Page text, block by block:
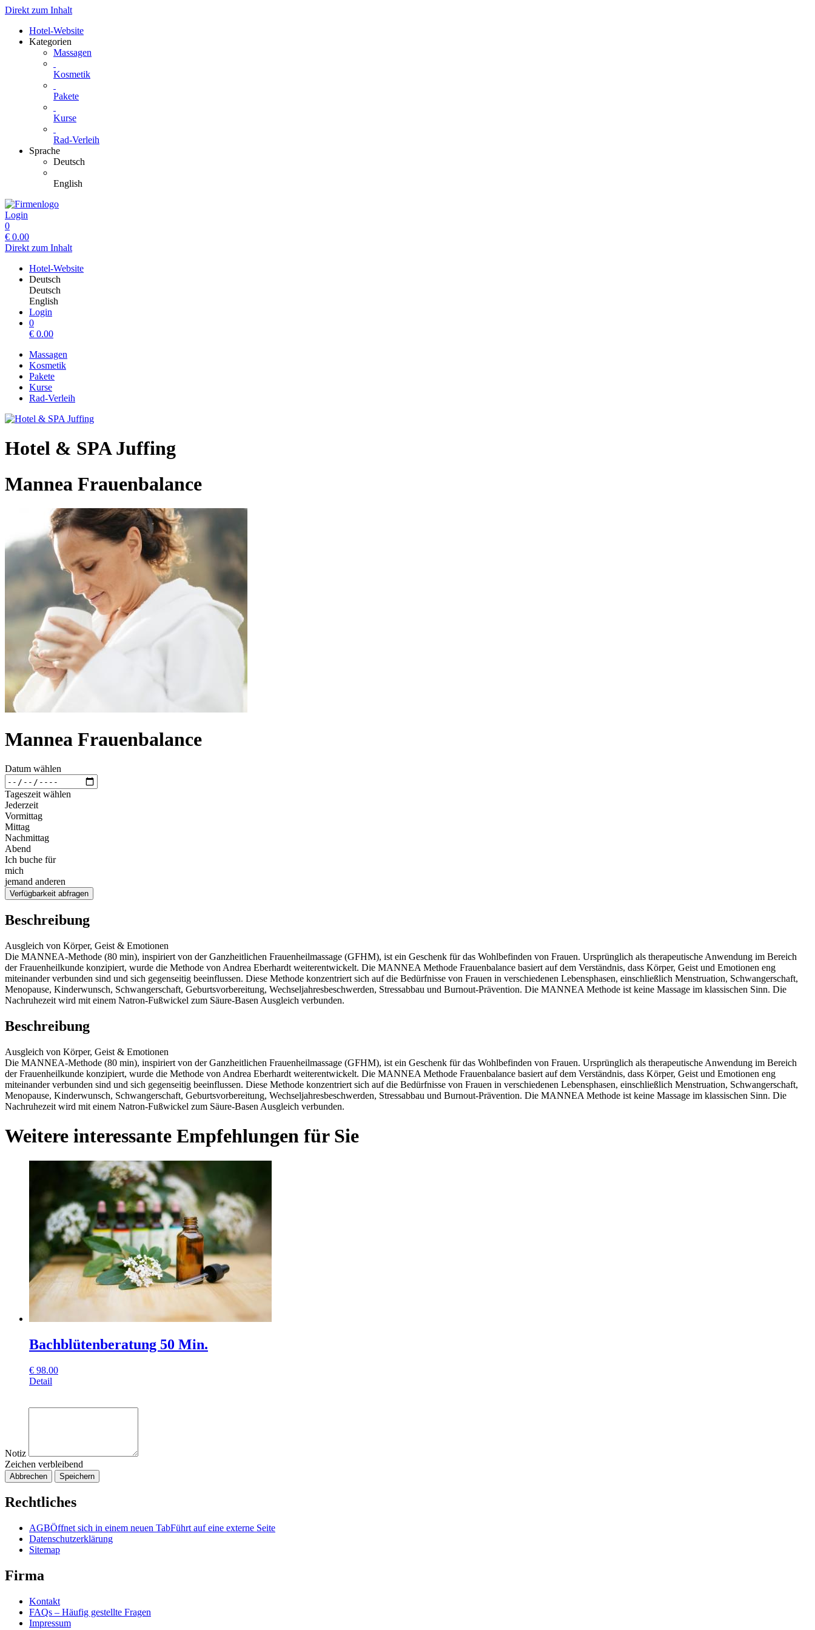
Direkt zum Inhalt
Hotel-Website
Kategorien
Massagen
Kosmetik
Pakete
Kurse
Rad-Verleih
Sprache
Deutsch
English
Login
0
€ 0.00
Direkt zum Inhalt
Hotel-Website
Deutsch
Deutsch
English
Login
0
€ 0.00
Massagen
Kosmetik
Pakete
Kurse
Rad-Verleih
Hotel & SPA Juffing
Mannea Frauenbalance
Mannea Frauenbalance
Datum wählen
Tageszeit wählen
Jederzeit
Vormittag
Mittag
Nachmittag
Abend
Ich buche für
mich
jemand anderen
Verfügbarkeit abfragen
Beschreibung
Ausgleich von Körper, Geist & Emotionen
Die MANNEA-Methode (80 min), inspiriert von der Ganzheitlichen Frauenheilmassage (GFHM), ist ein Geschenk für das Wohlbefinden von Frauen. Ursprünglich als therapeutische Anwendung im Bereich
der Frauenheilkunde konzipiert, wurde die Methode von Andrea Eberhardt weiterentwickelt. Die MANNEA Methode Frauenbalance basiert auf dem Verständnis, dass Körper, Geist und Emotionen eng
miteinander verbunden sind und sich gegenseitig beeinflussen. Diese Methode konzentriert sich auf die Bedürfnisse von Frauen in verschiedenen Lebensphasen, einschließlich Menstruation, Schwangerschaft,
Menopause, Kinderwunsch, Schwangerschaft, Geburtsvorbereitung, Wechseljahresbeschwerden, Stressabbau und Burnout-Prävention. Die MANNEA Methode ist keine Massage im klassischen Sinn. Die
Nachruhezeit wird mit einem Natron-Fußwickel zum Säure-Basen Ausgleich verbunden.
Beschreibung
Ausgleich von Körper, Geist & Emotionen
Die MANNEA-Methode (80 min), inspiriert von der Ganzheitlichen Frauenheilmassage (GFHM), ist ein Geschenk für das Wohlbefinden von Frauen. Ursprünglich als therapeutische Anwendung im Bereich
der Frauenheilkunde konzipiert, wurde die Methode von Andrea Eberhardt weiterentwickelt. Die MANNEA Methode Frauenbalance basiert auf dem Verständnis, dass Körper, Geist und Emotionen eng
miteinander verbunden sind und sich gegenseitig beeinflussen. Diese Methode konzentriert sich auf die Bedürfnisse von Frauen in verschiedenen Lebensphasen, einschließlich Menstruation, Schwangerschaft,
Menopause, Kinderwunsch, Schwangerschaft, Geburtsvorbereitung, Wechseljahresbeschwerden, Stressabbau und Burnout-Prävention. Die MANNEA Methode ist keine Massage im klassischen Sinn. Die
Nachruhezeit wird mit einem Natron-Fußwickel zum Säure-Basen Ausgleich verbunden.
Weitere interessante Empfehlungen für Sie
Bachblütenberatung 50 Min.
€ 98.00
Detail
Notiz
Zeichen verbleibend
Abbrechen Speichern
Rechtliches
AGBÖffnet sich in einem neuen TabFührt auf eine externe Seite
Datenschutzerklärung
Sitemap
Firma
Kontakt
FAQs – Häufig gestellte Fragen
Impressum